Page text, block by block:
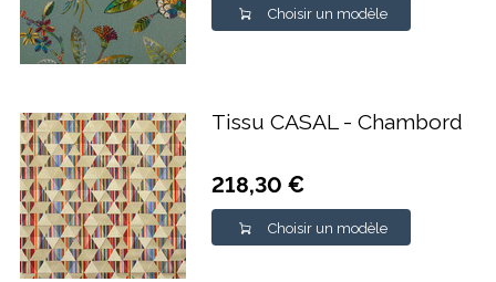
Choisir un modèle
Tissu CASAL - Chambord
218,30 €
Choisir un modèle